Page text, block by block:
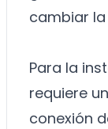
cambiar
Para la
requiere
conexión